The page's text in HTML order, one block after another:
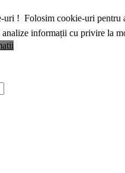
uri ! Folosim cookie-uri pentru
analize informații cu privire la